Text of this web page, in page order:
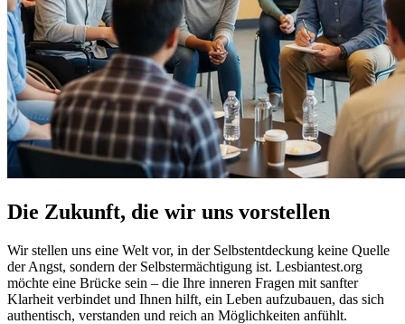
Die Zukunft, die wir uns vorstellen
Wir stellen uns eine Welt vor, in der Selbstentdeckung keine Quelle
der Angst, sondern der Selbstermächtigung ist. Lesbiantest.org
möchte eine Brücke sein – die Ihre inneren Fragen mit sanfter
Klarheit verbindet und Ihnen hilft, ein Leben aufzubauen, das sich
authentisch, verstanden und reich an Möglichkeiten anfühlt.